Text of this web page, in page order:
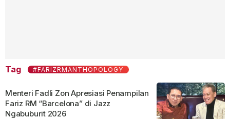
Tag #FARIZRMANTHOPOLOGY
Menteri Fadli Zon Apresiasi Penampilan
Fariz RM “Barcelona” di Jazz
Ngabuburit 2026